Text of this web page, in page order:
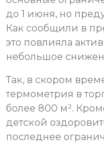
до 1 июня, но
Как сообщили в
это повлияла
небольшое
Так, в скором
термометрия в
более 800 м².
детской
последнее